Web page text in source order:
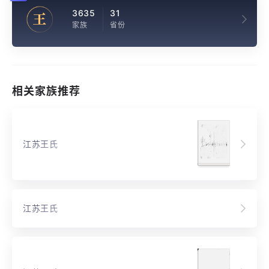
王 3635
家族
31
省份
相关家族推荐
江苏王氏
江苏王氏